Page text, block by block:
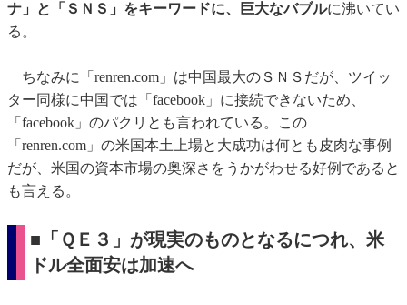
ナ」と「ＳＮＳ」をキーワードに、巨大なバブルに沸いてい
る。
ちなみに「renren.com」は中国最大のＳＮＳだが、ツイッ
ター同様に中国では「facebook」に接続できないため、
「facebook」のパクリとも言われている。この
「renren.com」の米国本土上場と大成功は何とも皮肉な事例
だが、米国の資本市場の奥深さをうかがわせる好例であると
も言える。
■「ＱＥ３」が現実のものとなるにつれ、米
ドル全面安は加速へ